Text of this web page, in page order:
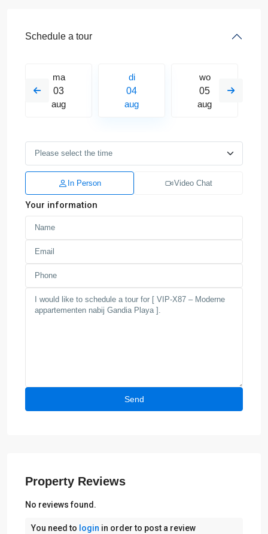
Schedule a tour
ma
03
aug
di
04
aug
wo
05
aug
In Person Video Chat
Your information
Property Reviews
No reviews found.
You need to login in order to post a review